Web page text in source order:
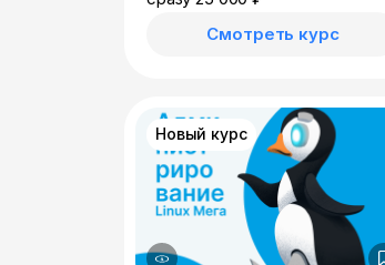
Смотреть курс
Новый курс